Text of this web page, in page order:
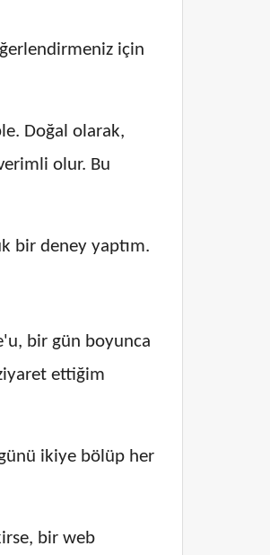
için
Doğal olarak,
olur. Bu
bir deney yaptım.
bir gün boyunca
ettiğim
ikiye bölüp her
bir web